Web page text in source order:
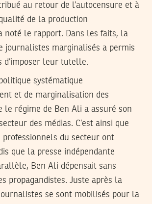
au retour de l’autocensure et à
de la production
noté le rapport. Dans les faits, la
journalistes marginalisés a permis
d’imposer leur tutelle.
systématique
et de marginalisation des
le régime de Ben Ali a assuré son
des médias. C’est ainsi que
professionnels du secteur ont
que la presse indépendante
Ben Ali dépensait sans
propagandistes. Juste après la
se sont mobilisés pour la